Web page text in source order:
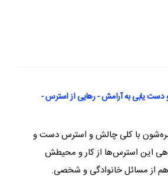
یابی به آرامش - رهایی از استرس -
با کلی چالش و استرس دست و
این استرس‌ها از کار و محیطش
از مسائل خانوادگی و شخصی.